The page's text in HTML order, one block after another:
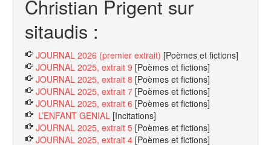
Christian Prigent sur
sitaudis :
JOURNAL 2026 (premier extrait) [Poèmes et fictions]
JOURNAL 2025, extrait 9 [Poèmes et fictions]
JOURNAL 2025, extrait 8 [Poèmes et fictions]
JOURNAL 2025, extrait 7 [Poèmes et fictions]
JOURNAL 2025, extrait 6 [Poèmes et fictions]
L’ENFANT GENIAL [Incitations]
JOURNAL 2025, extrait 5 [Poèmes et fictions]
JOURNAL 2025, extrait 4 [Poèmes et fictions]